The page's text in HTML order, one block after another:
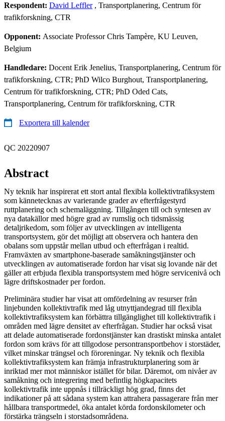
Respondent: David Leffler, Transportplanering, Centrum för
trafikforskning, CTR
Opponent: Associate Professor Chris Tampère, KU Leuven,
Belgium
Handledare: Docent Erik Jenelius, Transportplanering, Centrum för
trafikforskning, CTR; PhD Wilco Burghout, Transportplanering,
Centrum för trafikforskning, CTR; PhD Oded Cats,
Transportplanering, Centrum för trafikforskning, CTR
Exportera till kalender
QC 20220907
Abstract
Ny teknik har inspirerat ett stort antal flexibla kollektivtrafiksystem
som kännetecknas av varierande grader av efterfrågestyrd
ruttplanering och schemaläggning. Tillgången till och syntesen av
nya datakällor med högre grad av rumslig och tidsmässig
detaljrikedom, som följer av utvecklingen av intelligenta
transportsystem, gör det möjligt att observera och hantera den
obalans som uppstår mellan utbud och efterfrågan i realtid.
Framväxten av smartphone-baserade samåkningstjänster och
utvecklingen av automatiserade fordon har visat sig lovande när det
gäller att erbjuda flexibla transportsystem med högre servicenivå och
lägre driftskostnader per fordon.
Preliminära studier har visat att omfördelning av resurser från
linjebunden kollektivtrafik med låg utnyttjandegrad till flexibla
kollektivtrafiksystem kan förbättra tillgänglighet till kollektivtrafik i
områden med lägre densitet av efterfrågan. Studier har också visat
att delade automatiserade fordonstjänster kan drastiskt minska antalet
fordon som krävs för att tillgodose persontransportbehov i storstäder,
vilket minskar trängsel och föroreningar. Ny teknik och flexibla
kollektivtrafiksystem kan främja infrastrukturplanering som är
inriktad mer mot människor istället för bilar. Däremot, om nivåer av
samåkning och integrering med befintlig högkapacitets
kollektivtrafik inte uppnås i tillräckligt hög grad, finns det
indikationer på att sådana system kan attrahera passagerare från mer
hållbara transportmedel, öka antalet körda fordonskilometer och
förstärka trängseln i storstadsområdena.